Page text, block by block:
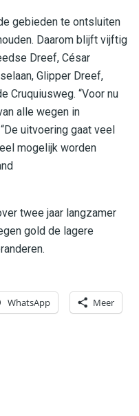
gebieden te ontsluiten
Daarom blijft vijftig
Dreef, César
Glipper Dreef,
Cruquiusweg. “Voor nu
alle wegen in
uitvoering gaat veel
mogelijk worden
twee jaar langzamer
gold de lagere
WhatsApp Meer